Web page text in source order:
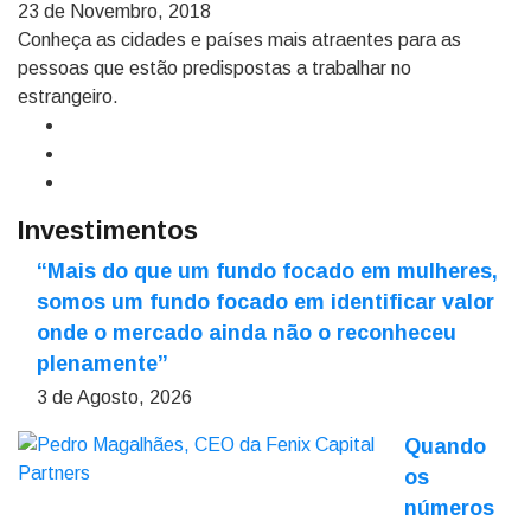
23 de Novembro, 2018
Conheça as cidades e países mais atraentes para as
pessoas que estão predispostas a trabalhar no
estrangeiro.
Investimentos
“Mais do que um fundo focado em mulheres,
somos um fundo focado em identificar valor
onde o mercado ainda não o reconheceu
plenamente”
3 de Agosto, 2026
Quando
os
números